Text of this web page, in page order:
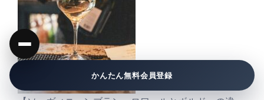
かんたん無料会員登録